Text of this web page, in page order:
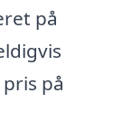
på
på